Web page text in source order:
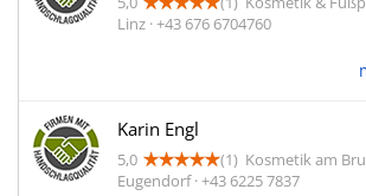
Linz · +43 676 6704760
Karin Engl
5,0 (1) Kosmetik am
Eugendorf · +43 6225 7837